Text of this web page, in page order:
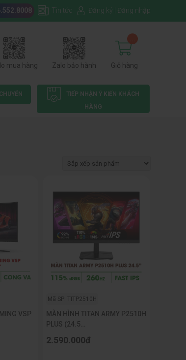
Tin tức Đăng ký Đăng nhập
mua hàng Zalo bảo hành Giỏ hàng
TIẾP NHẬN Ý KIẾN KHÁCH
HÀNG
VSP
Mã SP: TITP2510H
MÀN HÌNH TITAN ARMY P2510H
PLUS (24.5
IPS/1MS/PHẲNG)
2.590.000đ